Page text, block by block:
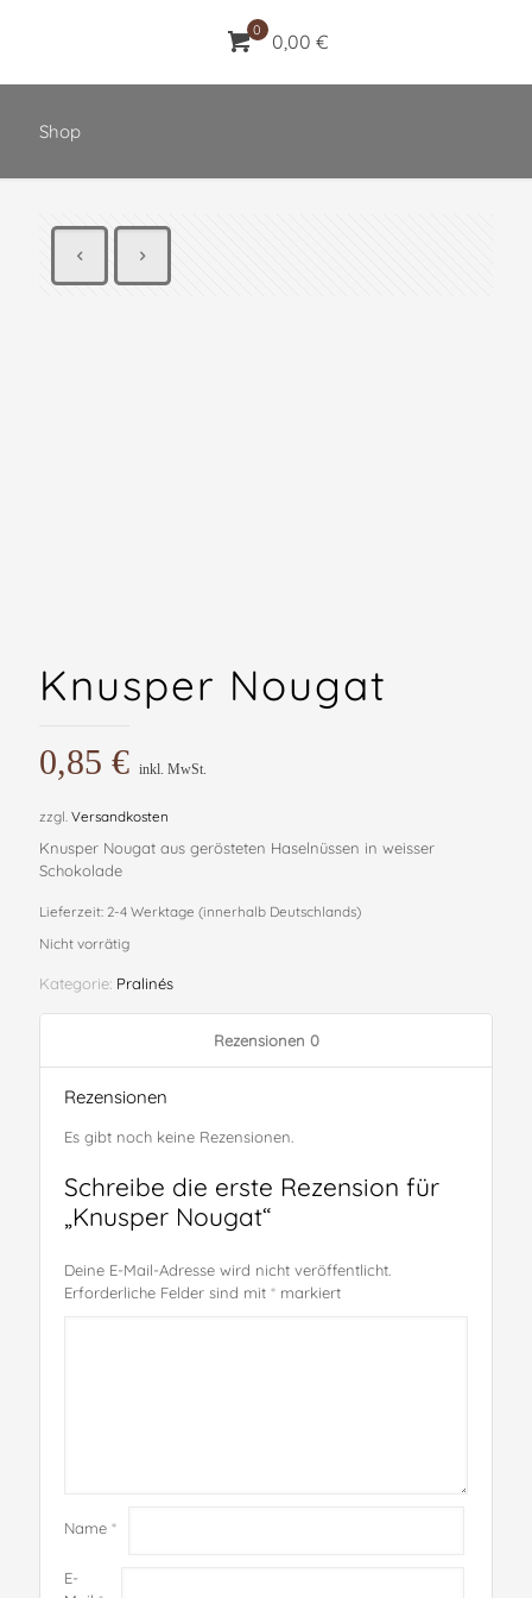
0 0,00 €
Shop
Knusper Nougat
0,85 € inkl. MwSt.
zzgl. Versandkosten
Knusper Nougat aus gerösteten Haselnüssen in weisser
Schokolade
Lieferzeit: 2-4 Werktage (innerhalb Deutschlands)
Nicht vorrätig
Kategorie: Pralinés
Rezensionen 0
Rezensionen
Es gibt noch keine Rezensionen.
Schreibe die erste Rezension für
„Knusper Nougat“
Deine E-Mail-Adresse wird nicht veröffentlicht.
Erforderliche Felder sind mit * markiert
Name *
E-